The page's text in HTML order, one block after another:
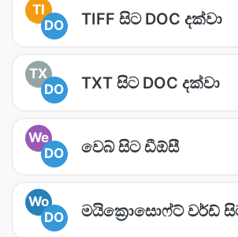
TI
DO
TIFF සිට DOC දක්වා
TX
DO
TXT සිට DOC දක්වා
We
DO
වෙබ් සිට ඩීඕසී
Wo
DO
මයික්‍රොසොෆ්ට් වර්ඩ්